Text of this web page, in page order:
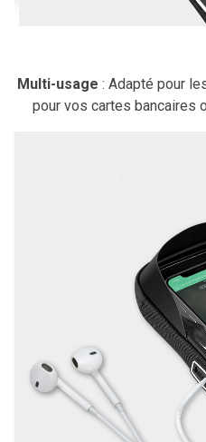
Multi-usage : Adapté pour
pour vos cartes bancaires